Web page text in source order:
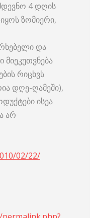
4 დღის
ზომიერი,
და
მიეკუთვნება
რიცხვს
დღე-ღამეში),
ისეა
არ
02/22/